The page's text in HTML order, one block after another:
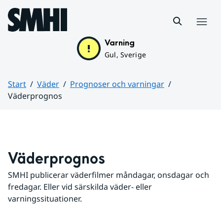
Hoppa till sidans innehåll
Varning
Gul, Sverige
Start Väder
Prognoser och varningar
Väderprognos
Väderprognos
SMHI publicerar väderfilmer måndagar, onsdagar och
fredagar. Eller vid särskilda väder- eller
varningssituationer.